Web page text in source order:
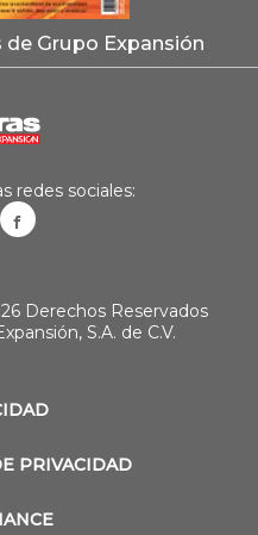
Grupo Expansión
PRIVACIDAD
redes sociales:
Derechos Reservados
S.A. de C.V.